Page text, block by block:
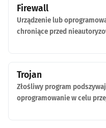
Firewall
Urządzenie lub
chroniące przed
Trojan
Złośliwy program
oprogramowanie w celu